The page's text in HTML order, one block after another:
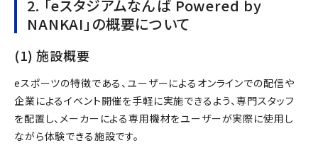
2. 「eスタジアムなんば Powered by
NANKAI」の概要について
(1) 施設概要
eスポーツの特徴である、ユーザーによるオンラインでの配信や
企業によるイベント開催を手軽に実施できるよう、専門スタッフ
を配置し、メーカーによる専用機材をユーザーが実際に使用し
ながら体験できる施設です。